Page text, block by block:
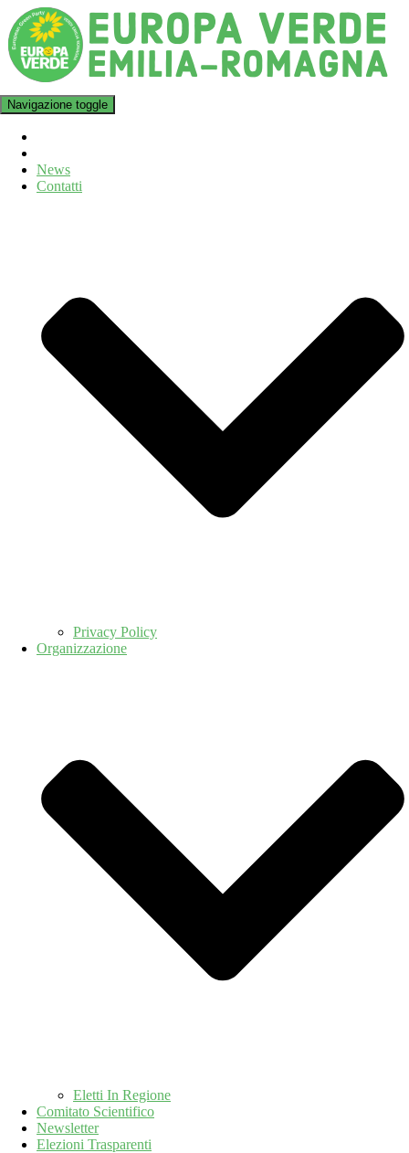
Navigazione toggle
News
Contatti
Privacy Policy
Organizzazione
Eletti In Regione
Comitato Scientifico
Newsletter
Elezioni Trasparenti